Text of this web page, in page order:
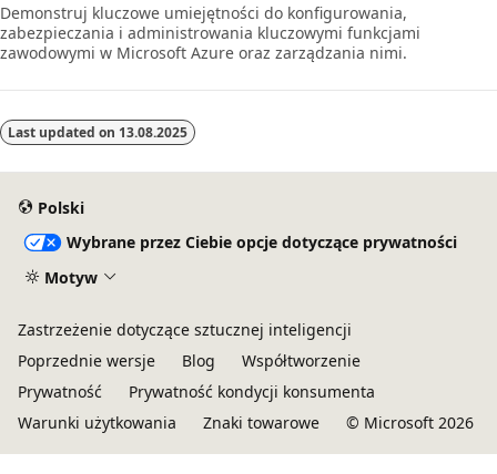
Demonstruj kluczowe umiejętności do konfigurowania,
zabezpieczania i administrowania kluczowymi funkcjami
zawodowymi w Microsoft Azure oraz zarządzania nimi.
Last updated on 13.08.2025
Polski
Wybrane przez Ciebie opcje dotyczące prywatności
Motyw
Zastrzeżenie dotyczące sztucznej inteligencji
Poprzednie wersje
Blog
Współtworzenie
Prywatność
Prywatność kondycji konsumenta
Warunki użytkowania
Znaki towarowe © Microsoft 2026